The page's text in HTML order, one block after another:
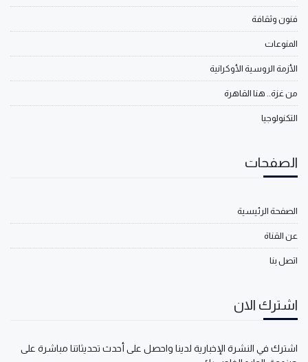
فنون وثقافة
المنوعات
الأزمة الروسية الأوكرانية
من غزة.. هنا القاهرة
التكنولوجيا
الصفحات
الصفحة الرئيسية
عن القناة
اتصل بنا
اشترك الان
اشترك في النشرة الإخبارية لدينا واحصل على أحدث تحديثاتنا مباشرة على